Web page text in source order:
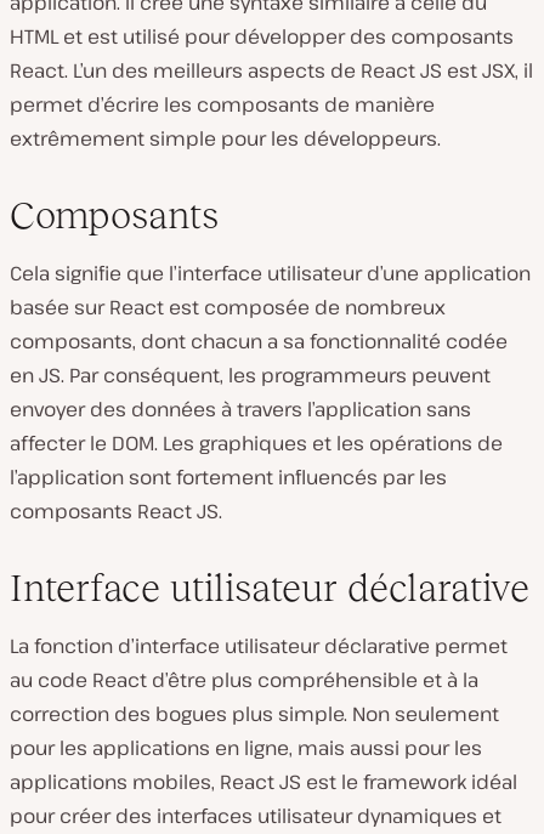
HTML et est utilisé pour développer des composants
React. L’un des meilleurs aspects de React JS est JSX, il
permet d’écrire les composants de manière
extrêmement simple pour les développeurs.
Composants
Cela signifie que l’interface utilisateur d’une application
basée sur React est composée de nombreux
composants, dont chacun a sa fonctionnalité codée
en JS. Par conséquent, les programmeurs peuvent
envoyer des données à travers l’application sans
affecter le DOM. Les graphiques et les opérations de
l’application sont fortement influencés par les
composants React JS.
Interface utilisateur déclarative
La fonction d’interface utilisateur déclarative permet
au code React d’être plus compréhensible et à la
correction des bogues plus simple. Non seulement
pour les applications en ligne, mais aussi pour les
applications mobiles, React JS est le framework idéal
pour créer des interfaces utilisateur dynamiques et